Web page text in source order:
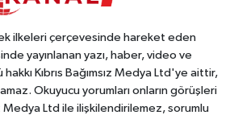
ilkeleri çerçevesinde hareket eden
yayınlanan yazı, haber, video ve
Kıbrıs Bağımsız Medya Ltd'ye aittir,
Okuyucu yorumları onların görüşleri
Medya Ltd ile ilişkilendirilemez, sorumlu